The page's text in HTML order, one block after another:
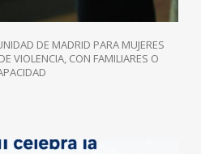
DE MADRID PARA MUJERES
VIOLENCIA, CON FAMILIARES O